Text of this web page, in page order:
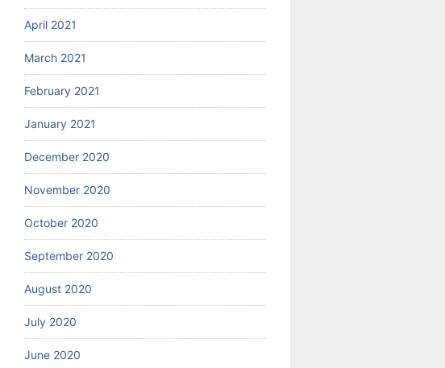
April 2021
March 2021
February 2021
January 2021
December 2020
November 2020
October 2020
September 2020
August 2020
July 2020
June 2020